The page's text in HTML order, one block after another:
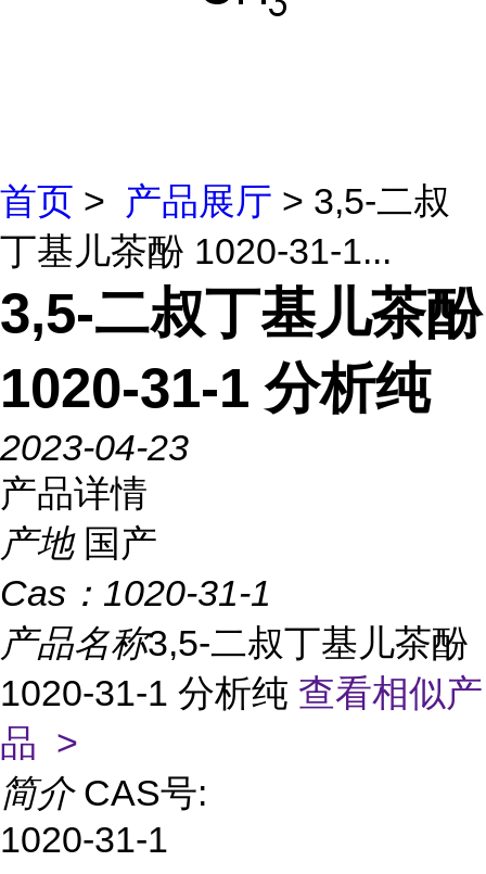
首页 > 产品展厅 > 3,5-二叔
丁基儿茶酚 1020-31-1...
3,5-二叔丁基儿茶酚
1020-31-1 分析纯
2023-04-23
产品详情
产地 国产
Cas： 1020-31-1
产品名称3,5-二叔丁基儿茶酚
1020-31-1 分析纯 查看相似产
品 >
简介 CAS号:
1020-31-1